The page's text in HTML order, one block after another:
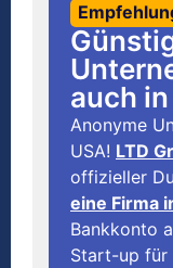
auch
Anonyme
USA! LTD
offizieller
eine Firma
Bankkonto
Start-up für